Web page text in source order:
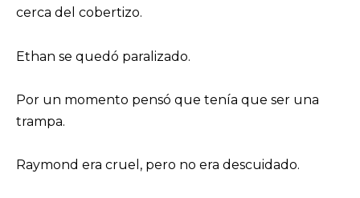
cerca del cobertizo.
Ethan se quedó paralizado.
Por un momento pensó que tenía que ser una
trampa.
Raymond era cruel, pero no era descuidado.